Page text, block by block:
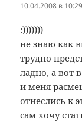
10.04.2008 в 10:29
:)))))))
не знаю как
трудно
ладно, а вот
и меня
отнеслись к
сам хочу